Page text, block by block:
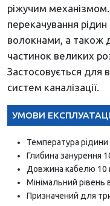
ріжучим
перекачування
волокнами, а також
частинок великих
Застосовується для
систем каналізації.
УМОВИ
Температура рідини
Глибина занурення
Довжина кабелю 10
Мінімальний
Призначений для